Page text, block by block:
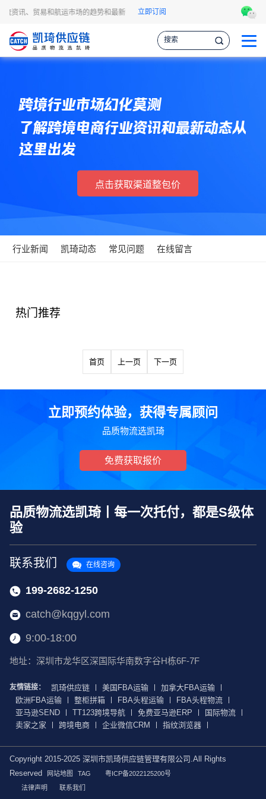
资讯、贸易和航运市场的趋势和最新事件，让您掌握各种情报，作出更明智的供
立即订阅
跨境行业市场幻化莫测
了解跨境电商行业资讯和最新动态从
这里出发
点击获取渠道整包价
行业新闻 凯琦动态 常见问题 在线留言
热门推荐
首页 上一页 下一页
立即预约体验，获得专属顾问
品质物流选凯琦
免费获取报价
品质物流选凯琦丨每一次托付，都是S级体
验
联系我们 在线咨询
199-2682-1250
catch@kqgyl.com
9:00-18:00
地址：深圳市龙华区深国际华南数字谷H栋6F-7F
友情链接： 凯琦供应链 美国FBA运输
加拿大FBA运输
欧洲FBA运输
整柜拼箱 FBA头程运输
FBA头程物流
亚马逊SEND
TT123跨境导航 免费亚马逊ERP
国际物流
卖家之家
跨境电商 企业微信CRM 指纹浏览器
Copyright 2015-2025 深圳市凯琦供应链管理有限公司.All Rights
Reserved
网站地图 TAG
粤ICP备2022125200号
法律声明
联系我们